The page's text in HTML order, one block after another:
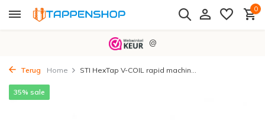
0
@
Terug Home STI HexTap V-COIL rapid machin...
35% sale